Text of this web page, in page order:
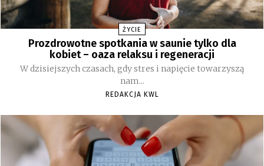
ŻYCIE
Prozdrowotne spotkania w saunie tylko dla
kobiet – oaza relaksu i regeneracji
W dzisiejszych czasach, gdy stres i napięcie towarzyszą
nam...
REDAKCJA KWL